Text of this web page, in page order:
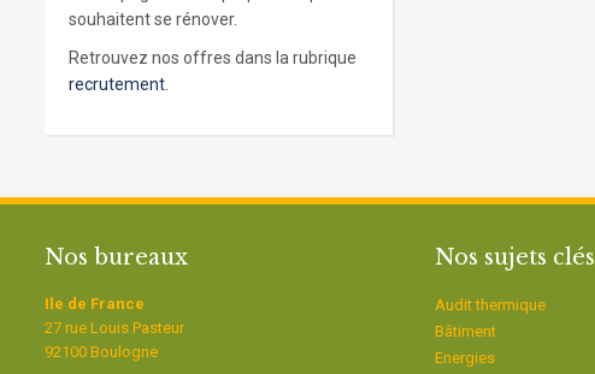
souhaitent se rénover.
Retrouvez nos offres dans la rubrique
recrutement.
Nos bureaux
Ile de France
27 rue Louis Pasteur
92100 Boulogne
Nos sujets clés
Audit thermique
Bâtiment
Energies